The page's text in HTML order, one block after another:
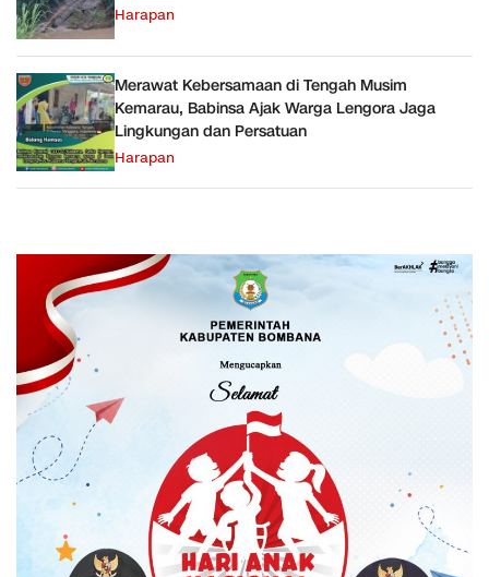
Harapan
Merawat Kebersamaan di Tengah Musim
Kemarau, Babinsa Ajak Warga Lengora Jaga
Lingkungan dan Persatuan
Harapan